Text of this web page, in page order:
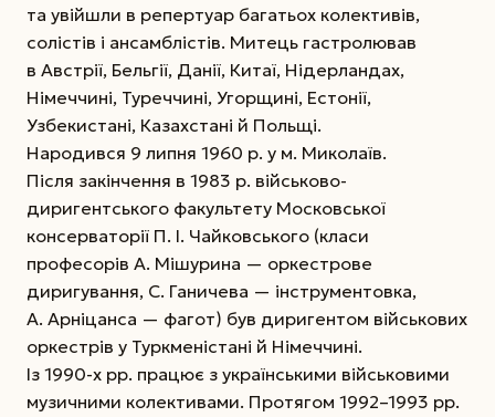
та увійшли в репертуар багатьох колективів,
солістів і ансамблістів. Митець гастролював
в Австрії, Бельгії, Данії, Китаї, Нідерландах,
Німеччині, Туреччині, Угорщині, Естонії,
Узбекистані, Казахстані й Польщі.
Народився 9 липня 1960 р. у м. Миколаїв.
Після закінчення в 1983 р. військово-
диригентського факультету Московської
консерваторії П. І. Чайковського (класи
професорів А. Мішурина — оркестрове
диригування, С. Ганичева — інструментовка,
А. Арніцанса — фагот) був диригентом військових
оркестрів у Туркменістані й Німеччині.
Із 1990-х рр. працює з українськими військовими
музичними колективами. Протягом 1992–1993 рр.